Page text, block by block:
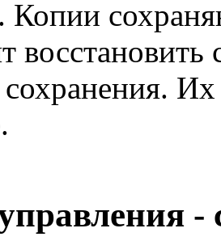
Копии
-